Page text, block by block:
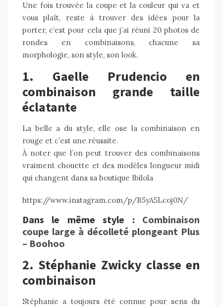
Une fois trouvée la coupe et la couleur qui va et
vous plaît, reste à trouver des idées pour la
porter, c’est pour cela que j’ai réuni 20 photos de
rondes en combinaisons, chacune sa
morphologie, son style, son look.
1. Gaelle Prudencio en
combinaison grande taille
éclatante
La belle a du style, elle ose la combinaison en
rouge et c’est une réussite.
À noter que l’on peut trouver des combinaisons
vraiment chouette et des modèles longueur midi
qui changent dans sa boutique Ibilola
https://www.instagram.com/p/B5yA5Lcoj0N/
Dans le même style : Combinaison
coupe large à décolleté plongeant Plus
– Boohoo
2. Stéphanie Zwicky classe en
combinaison
Stéphanie a toujours été connue pour sens du